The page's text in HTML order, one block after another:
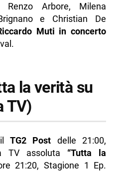
Renzo Arbore, Milena
e Christian De
Muti in concerto
la verità su
TV)
TG2 Post delle 21:00,
TV assoluta “Tutta la
21:20, Stagione 1 Ep.